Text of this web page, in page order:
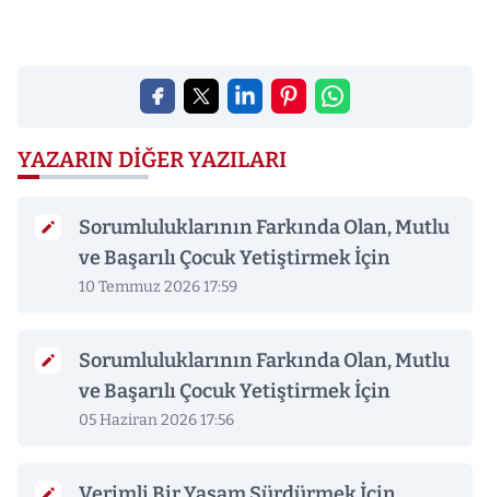
YAZARIN DIĞER YAZILARI
Sorumluluklarının Farkında Olan, Mutlu
ve Başarılı Çocuk Yetiştirmek İçin
10 Temmuz 2026 17:59
Sorumluluklarının Farkında Olan, Mutlu
ve Başarılı Çocuk Yetiştirmek İçin
05 Haziran 2026 17:56